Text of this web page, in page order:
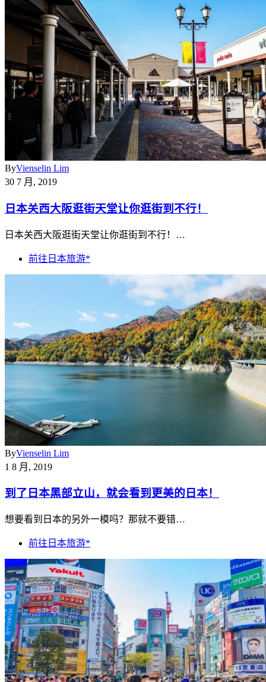
ByVienselin Lim
30 7 月, 2019
日本关西大阪逛街天堂让你逛街到不行！
日本关西大阪逛街天堂让你逛街到不行！…
前往日本旅游*
ByVienselin Lim
1 8 月, 2019
到了日本黑部立山，就会看到更美的日本！
想要看到日本的另外一模吗？那就不要错…
前往日本旅游*